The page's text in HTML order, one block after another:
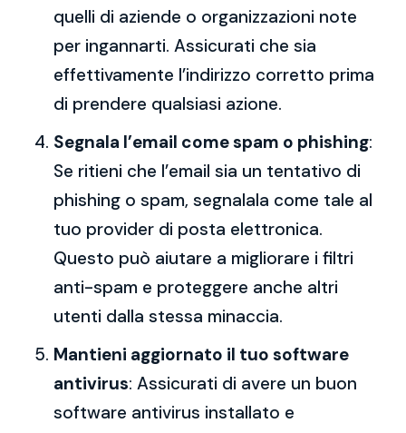
quelli di aziende o organizzazioni note
per ingannarti. Assicurati che sia
effettivamente l’indirizzo corretto prima
di prendere qualsiasi azione.
Segnala l’email come spam o phishing:
Se ritieni che l’email sia un tentativo di
phishing o spam, segnalala come tale al
tuo provider di posta elettronica.
Questo può aiutare a migliorare i filtri
anti-spam e proteggere anche altri
utenti dalla stessa minaccia.
Mantieni aggiornato il tuo software
antivirus: Assicurati di avere un buon
software antivirus installato e